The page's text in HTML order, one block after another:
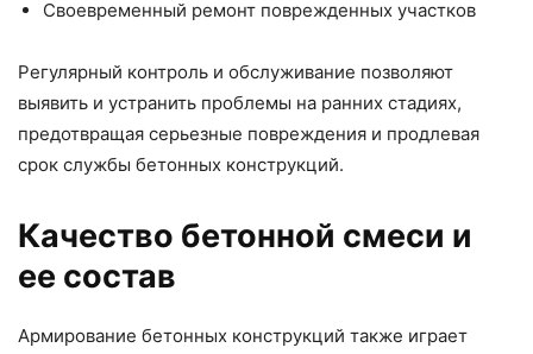
Своевременный ремонт поврежденных участков
Регулярный контроль и обслуживание позволяют
выявить и устранить проблемы на ранних стадиях,
предотвращая серьезные повреждения и продлевая
срок службы бетонных конструкций.
Качество бетонной смеси и
ее состав
Армирование бетонных конструкций также играет